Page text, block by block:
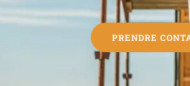
PRENDRE